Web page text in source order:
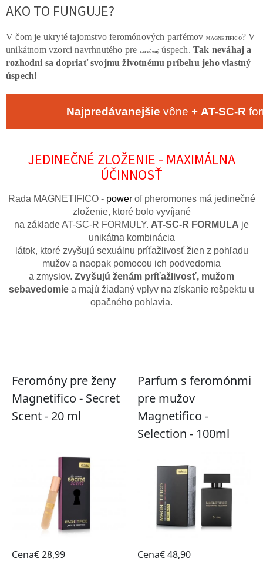
AKO TO FUNGUJE?
V čom je ukryté tajomstvo feromónových parfémov MAGNETIFICO? V
unikátnom vzorci navrhnutého pre zaručený úspech. Tak neváhaj a
rozhodni sa dopriať svojmu životnému príbehu jeho vlastný
úspech!
Najpredávanejšie vône + AT-SC-R
JEDINEČNÉ ZLOŽENIE - MAXIMÁLNA
ÚČINNOSŤ
Rada MAGNETIFICO -powerof pheromones má jedinečné
zloženie, ktoré bolo vyvíjané
na základe AT-SC-R FORMULY. AT-SC-R FORMULA je
unikátna kombinácia
látok, ktoré zvyšujú sexuálnu príťažlivosť žien z pohľadu
mužov a naopak pomocou ich podvedomia
a zmyslov. Zvyšujú ženám príťažlivosť, mužom
sebavedomie a majú žiadaný vplyv na získanie rešpektu u
opačného pohlavia.